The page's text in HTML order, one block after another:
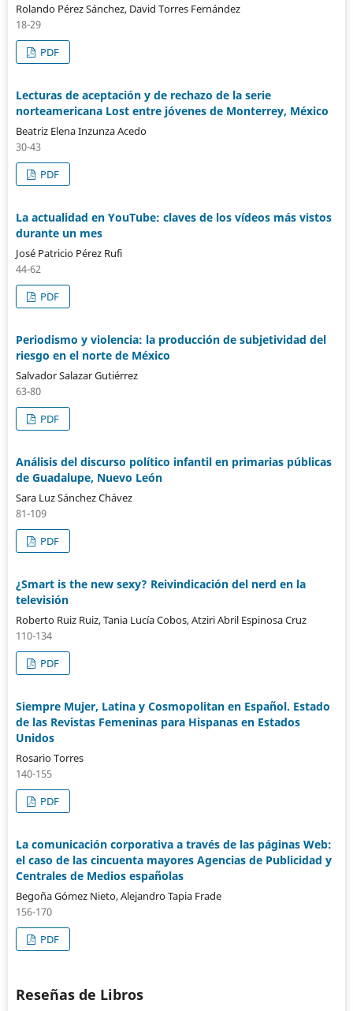
Rolando Pérez Sánchez, David Torres Fernández
18-29
PDF
Lecturas de aceptación y de rechazo de la serie
norteamericana Lost entre jóvenes de Monterrey, México
Beatriz Elena Inzunza Acedo
30-43
PDF
La actualidad en YouTube: claves de los vídeos más vistos
durante un mes
José Patricio Pérez Rufi
44-62
PDF
Periodismo y violencia: la producción de subjetividad del
riesgo en el norte de México
Salvador Salazar Gutiérrez
63-80
PDF
Análisis del discurso político infantil en primarias públicas
de Guadalupe, Nuevo León
Sara Luz Sánchez Chávez
81-109
PDF
¿Smart is the new sexy? Reivindicación del nerd en la
televisión
Roberto Ruiz Ruiz, Tania Lucía Cobos, Atziri Abril Espinosa Cruz
110-134
PDF
Siempre Mujer, Latina y Cosmopolitan en Español. Estado
de las Revistas Femeninas para Hispanas en Estados
Unidos
Rosario Torres
140-155
PDF
La comunicación corporativa a través de las páginas Web:
el caso de las cincuenta mayores Agencias de Publicidad y
Centrales de Medios españolas
Begoña Gómez Nieto, Alejandro Tapia Frade
156-170
PDF
Reseñas de Libros